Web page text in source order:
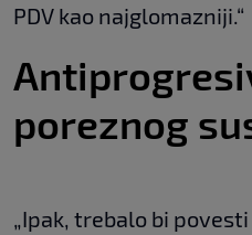
PDV kao najglomazniji.“
poreznog
„Ipak, trebalo bi